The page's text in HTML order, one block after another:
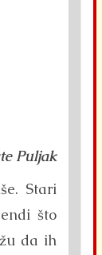
Puljak
Stari
što
da ih